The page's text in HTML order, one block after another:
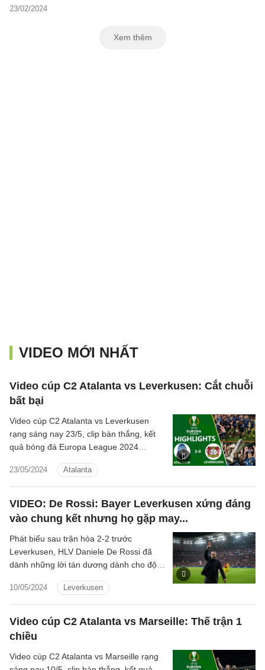
23/02/2024
Xem thêm
VIDEO MỚI NHẤT
Video cúp C2 Atalanta vs Leverkusen: Cắt chuỗi
bất bại
23/05/2024 Atalanta
Video cúp C2 Atalanta vs Leverkusen
rạng sáng nay 23/5, clip bàn thắng, kết
quả bóng đá Europa League 2024
VIDEO: De Rossi: Bayer Leverkusen xứng đáng
vào chung kết nhưng họ gặp may...
10/05/2024 Leverkusen
Phát biểu sau trận hòa 2-2 trước
Leverkusen, HLV Daniele De Rossi đã
dành những lời tán dương dành cho đội
rằng đội bóng của Alonso dường như
được chúa phù hộ để có được may mắn
ở cả hai lượt trận.
Video cúp C2 Atalanta vs Marseille: Thế trận 1
chiều
Video cúp C2 Atalanta vs Marseille rạng